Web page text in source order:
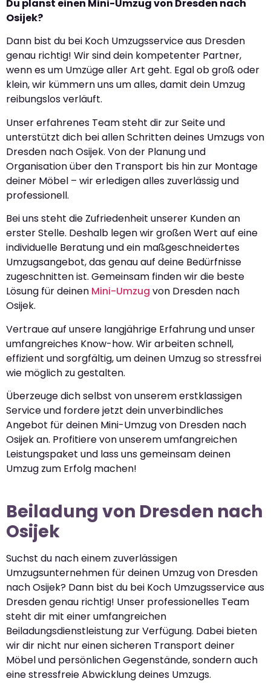
Du planst einen Mini-Umzug von Dresden nach
Osijek?
Dann bist du bei Koch Umzugsservice aus Dresden
genau richtig! Wir sind dein kompetenter Partner,
wenn es um Umzüge aller Art geht. Egal ob groß oder
klein, wir kümmern uns um alles, damit dein Umzug
reibungslos verläuft.
Unser erfahrenes Team steht dir zur Seite und
unterstützt dich bei allen Schritten deines Umzugs von
Dresden nach Osijek. Von der Planung und
Organisation über den Transport bis hin zur Montage
deiner Möbel – wir erledigen alles zuverlässig und
professionell.
Bei uns steht die Zufriedenheit unserer Kunden an
erster Stelle. Deshalb legen wir großen Wert auf eine
individuelle Beratung und ein maßgeschneidertes
Umzugsangebot, das genau auf deine Bedürfnisse
zugeschnitten ist. Gemeinsam finden wir die beste
Lösung für deinen Mini-Umzug von Dresden nach
Osijek.
Vertraue auf unsere langjährige Erfahrung und unser
umfangreiches Know-how. Wir arbeiten schnell,
effizient und sorgfältig, um deinen Umzug so stressfrei
wie möglich zu gestalten.
Überzeuge dich selbst von unserem erstklassigen
Service und fordere jetzt dein unverbindliches
Angebot für deinen Mini-Umzug von Dresden nach
Osijek an. Profitiere von unserem umfangreichen
Leistungspaket und lass uns gemeinsam deinen
Umzug zum Erfolg machen!
Beiladung von Dresden nach
Osijek
Suchst du nach einem zuverlässigen
Umzugsunternehmen für deinen Umzug von Dresden
nach Osijek? Dann bist du bei Koch Umzugsservice aus
Dresden genau richtig! Unser professionelles Team
steht dir mit einer umfangreichen
Beiladungsdienstleistung zur Verfügung. Dabei bieten
wir dir nicht nur einen sicheren Transport deiner
Möbel und persönlichen Gegenstände, sondern auch
eine stressfreie Abwicklung deines Umzugs.